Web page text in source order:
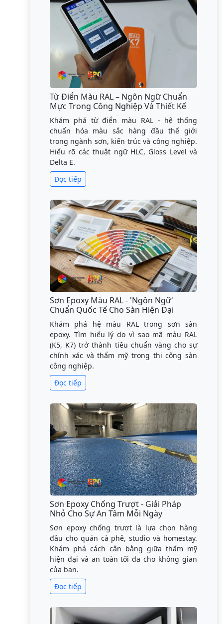
Từ Điển Màu RAL – Ngôn Ngữ Chuẩn
Mực Trong Công Nghiệp Và Thiết Kế
Khám phá từ điển màu RAL - hệ thống
chuẩn hóa màu sắc hàng đầu thế giới
trong ngành sơn, kiến trúc và công nghiệp.
Hiểu rõ các thuật ngữ HLC, Gloss Level và
Delta E.
Đọc tiếp
Sơn Epoxy Màu RAL - 'Ngôn Ngữ'
Chuẩn Quốc Tế Cho Sàn Hiện Đại
Khám phá hệ màu RAL trong sơn sàn
epoxy. Tìm hiểu lý do vì sao mã màu RAL
(K5, K7) trở thành tiêu chuẩn vàng cho sự
chính xác và thẩm mỹ trong thi công sàn
công nghiệp.
Đọc tiếp
Sơn Epoxy Chống Trượt - Giải Pháp
Nhỏ Cho Sự An Tâm Mỗi Ngày
Sơn epoxy chống trượt là lựa chọn hàng
đầu cho quán cà phê, studio và homestay.
Khám phá cách cân bằng giữa thẩm mỹ
hiện đại và an toàn tối đa cho không gian
của bạn.
Đọc tiếp